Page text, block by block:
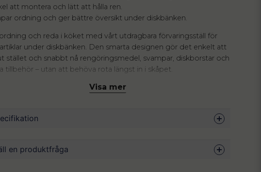
att montera och lätt att hålla ren.
ordning och ger bättre översikt under diskbänken.
och reda i köket med vårt utdragbara förvaringsställ för
under diskbänken. Den smarta designen gör det enkelt att
stället och snabbt nå rengöringsmedel, svampar, diskborstar och
tillbehör – utan att behöva rota längst in i skåpet.
är tillverkat i hållbart och lättskött material som är enkelt att
och får en mer organiserad vardag.
som gör vardagsstädningen smidigare.
Visa mer
en produktfråga